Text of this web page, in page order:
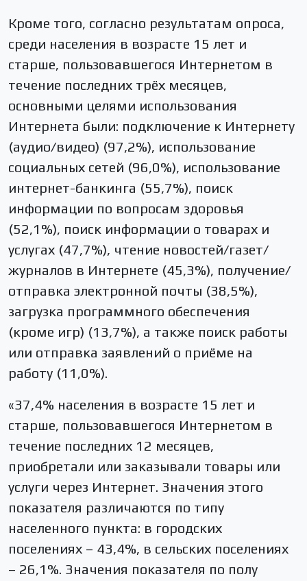
Кроме того, согласно результатам опроса,
среди населения в возрасте 15 лет и
старше, пользовавшегося Интернетом в
течение последних трёх месяцев,
основными целями использования
Интернета были: подключение к Интернету
(аудио/видео) (97,2%), использование
социальных сетей (96,0%), использование
интернет-банкинга (55,7%), поиск
информации по вопросам здоровья
(52,1%), поиск информации о товарах и
услугах (47,7%), чтение новостей/газет/
журналов в Интернете (45,3%), получение/
отправка электронной почты (38,5%),
загрузка программного обеспечения
(кроме игр) (13,7%), а также поиск работы
или отправка заявлений о приёме на
работу (11,0%).
«37,4% населения в возрасте 15 лет и
старше, пользовавшегося Интернетом в
течение последних 12 месяцев,
приобретали или заказывали товары или
услуги через Интернет. Значения этого
показателя различаются по типу
населенного пункта: в городских
поселениях – 43,4%, в сельских поселениях
– 26,1%. Значения показателя по полу